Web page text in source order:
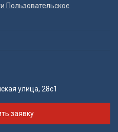
Пользовательское
улица, 28с1
заявку